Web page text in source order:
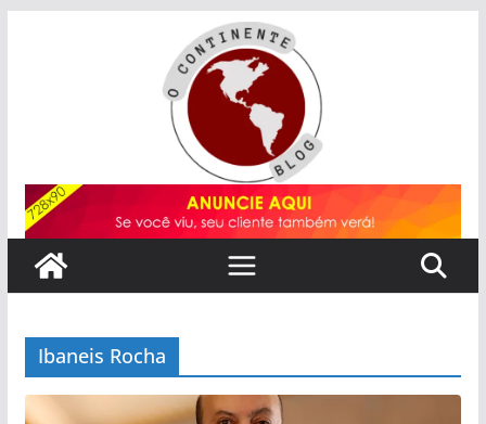
Ibaneis Rocha